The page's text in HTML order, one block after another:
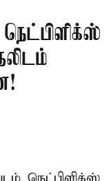
நெட்பிளிக்ஸ்